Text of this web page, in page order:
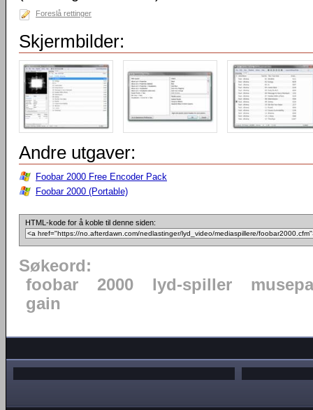
Foreslå rettinger
Skjermbilder:
Andre utgaver:
Foobar 2000 Free Encoder Pack
Foobar 2000 (Portable)
HTML-kode for å koble til denne siden:
Søkeord:
foobar
2000 lyd-spiller
gain